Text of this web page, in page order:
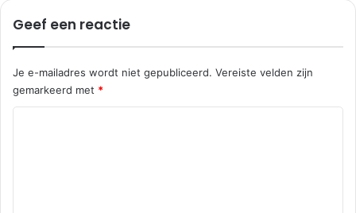
Geef een reactie
Je e-mailadres wordt niet gepubliceerd. Vereiste velden zijn
gemarkeerd met *